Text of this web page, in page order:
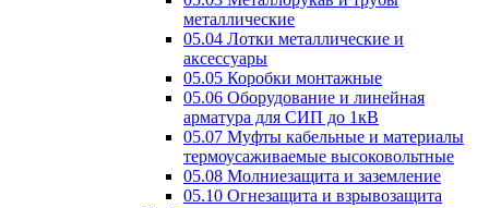
металлические
05.04 Лотки металлические и
аксессуары
05.05 Коробки монтажные
05.06 Оборудование и линейная
арматура для СИП до 1кВ
05.07 Муфты кабельные и материалы
термоусаживаемые высоковольтные
05.08 Молниезащита и заземление
05.10 Огнезащита и взрывозащита